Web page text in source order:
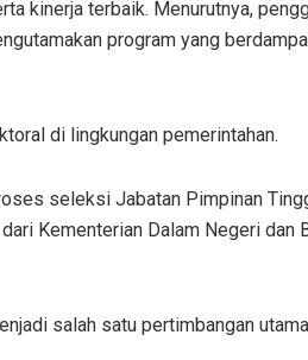
kinerja terbaik. Menurutnya,
program yang
di lingkungan pemerintahan.
seleksi Jabatan Pimpinan
Kementerian Dalam Negeri dan
salah satu pertimbangan